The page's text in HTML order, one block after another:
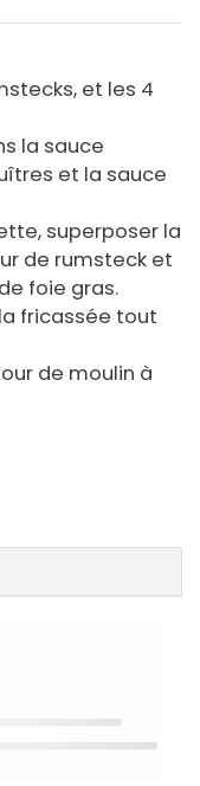
et les 4
la sauce
et la sauce
superposer la
de rumsteck et
foie gras.
fricassée tout
de moulin à